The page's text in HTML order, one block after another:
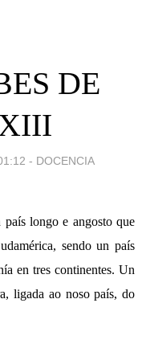
DE
- DOCENCIA
país longo e angosto que
sendo un país
en tres continentes. Un
ligada ao noso país, do